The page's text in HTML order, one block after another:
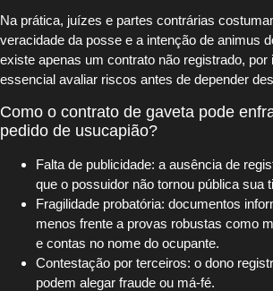
Na prática, juízes e partes contrárias
veracidade da posse e a intenção de animus
existe apenas um contrato não registrado, por
essencial avaliar riscos antes de depender
Como o contrato de gaveta pode
pedido de usucapião?
Falta de publicidade: a ausência de
que o possuidor não tornou pública sua
Fragilidade probatória: documentos
menos frente a provas robustas como
e contas no nome do ocupante.
Contestação por terceiros: o dono
podem alegar fraude ou má-fé.